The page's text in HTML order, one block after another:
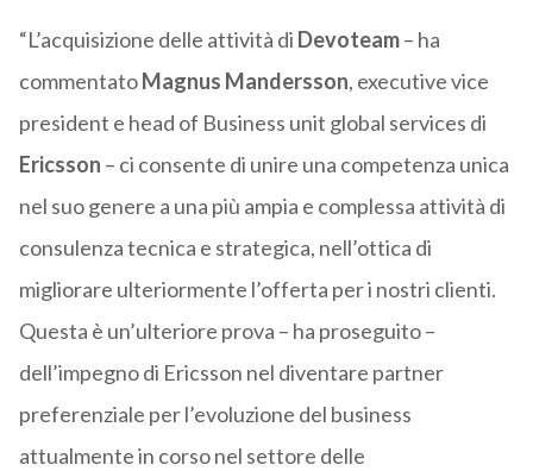
“L’acquisizione delle attività di Devoteam– ha
commentatoMagnus Mandersson, executive vice
president e head of Business unit global services di
Ericsson – ci consente di unire una competenza unica
nel suo genere a una più ampia e complessa attività di
consulenza tecnica e strategica, nell’ottica di
migliorare ulteriormente l’offerta per i nostri clienti.
Questa è un’ulteriore prova – ha proseguito –
dell’impegno di Ericsson nel diventare partner
preferenziale per l’evoluzione del business
attualmente in corso nel settore delle